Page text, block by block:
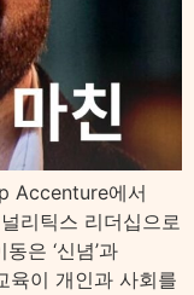
Accenture에서
리틱스 리더십으로
은 ‘신념’과
육이 개인과 사회를